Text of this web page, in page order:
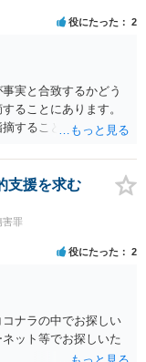
役にたった 2
実と合致するかどう
ることにあります。
することが大切で
れらの点について最終
深まると思います
ので、何ともいえま
支援を求む
害罪
役にたった 2
ナラの中でお探しい
ット等でお探しいた